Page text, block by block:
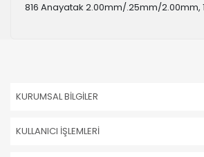
816 Anayatak 2.00mm/.25mm/2.00mm,
KURUMSAL BİLGİLER
KULLANICI İŞLEMLERİ